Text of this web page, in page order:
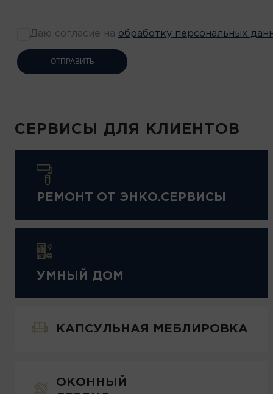
Даю согласие на обработку персональных
ОТПРАВИТЬ
СЕРВИСЫ ДЛЯ КЛИЕНТОВ
РЕМОНТ ОТ ЭНКО.СЕРВИСЫ
УМНЫЙ ДОМ
КАПСУЛЬНАЯ МЕБЛИРОВКА
ОКОННЫЙ